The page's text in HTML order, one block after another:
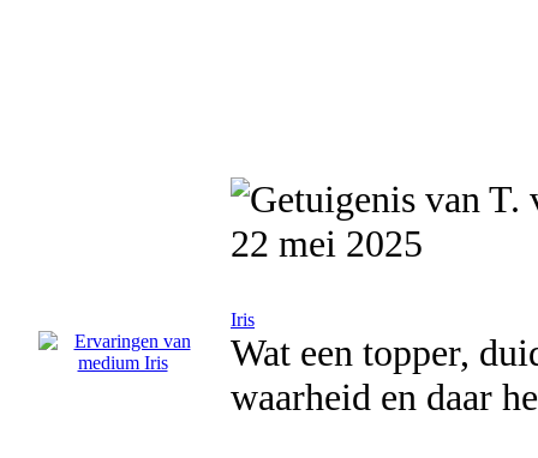
22 mei 2025
Iris
Wat een topper,
waarheid en daar